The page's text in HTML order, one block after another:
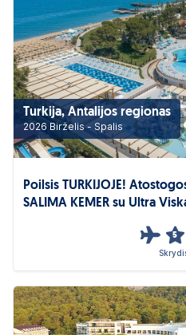
Turkija, Antalijos regionas
2026 Birželis - Spalis
Poilsis TURKIJOJE!
SALIMA KEMER su Ultra
5